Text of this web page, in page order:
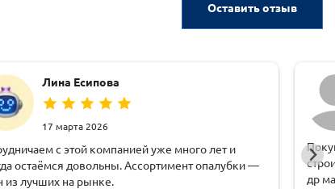
Оставить отзыв
Лина Есипова
17 марта 2026
с этой компанией уже много лет и
остаёмся довольны. Ассортимент опалубки —
из лучших на рынке.
др